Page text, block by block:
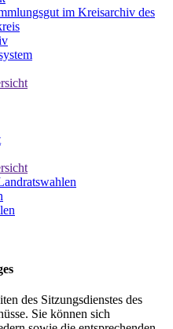
im Kreisarchiv des
des Sitzungsdienstes des
Sie können sich